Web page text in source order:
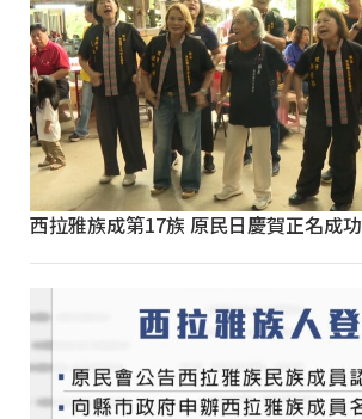
西拉雅族成第17族 原民日慶賀正名成功